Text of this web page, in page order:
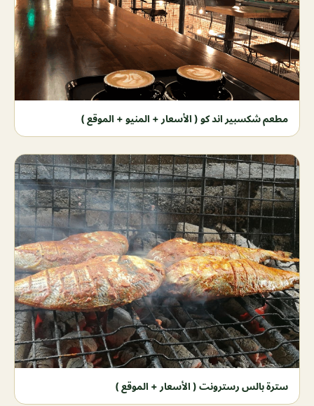
مطعم شكسبير اند كو ( الأسعار + المنيو + الموقع )
سترة بالس رسترونت ( الأسعار + الموقع )